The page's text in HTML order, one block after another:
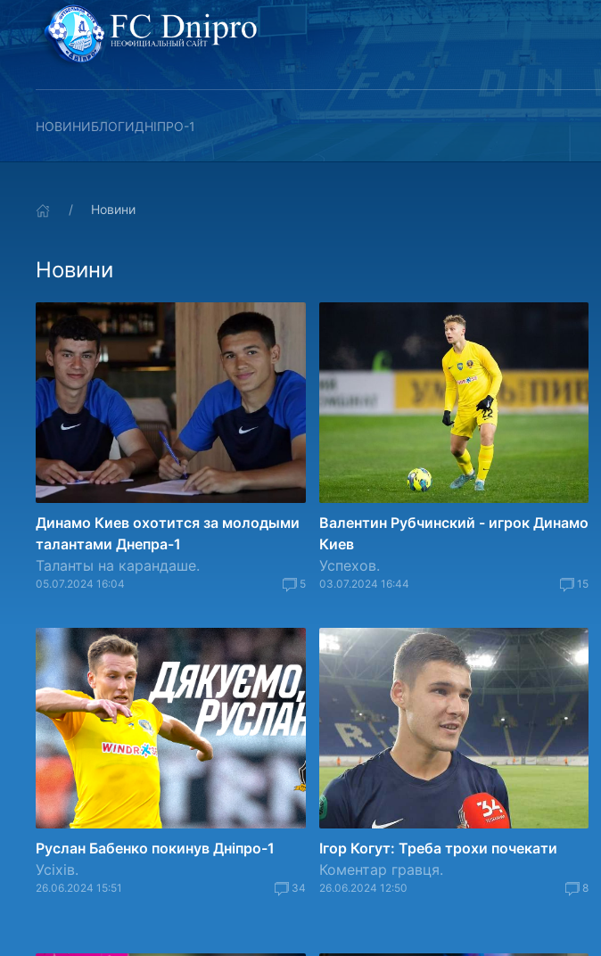
НОВИНИБЛОГИДНІПРО-1
Новини
Новини
Динамо Киев охотится за молодыми
талантами Днепра-1
Таланты на карандаше.
05.07.2024 16:04 5
Валентин Рубчинский - игрок Динамо
Киев
Успехов.
03.07.2024 16:44 15
Руслан Бабенко покинув Дніпро-1
Усіхів.
26.06.2024 15:51 34
Ігор Когут: Треба трохи почекати
Коментар гравця.
26.06.2024 12:50 8